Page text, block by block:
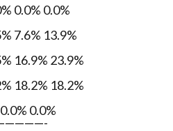
0.0% 0.0%
7.6% 13.9%
16.9% 23.9%
18.2% 18.2%
0.0%